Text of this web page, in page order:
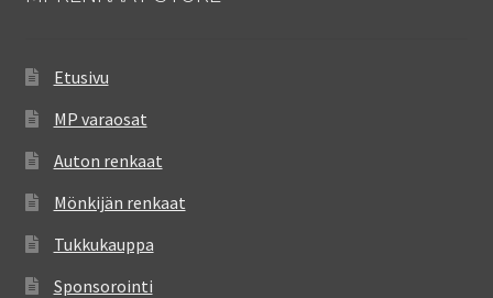
Etusivu
MP varaosat
Auton renkaat
Mönkijän renkaat
Tukkukauppa
Sponsorointi